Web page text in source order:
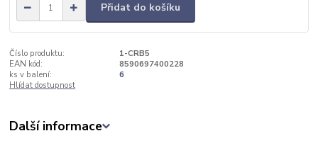
Přidat do košíku
Číslo produktu:
1-CRB5
EAN kód:
8590697400228
ks v balení:
6
Hlídat dostupnost
Další informace